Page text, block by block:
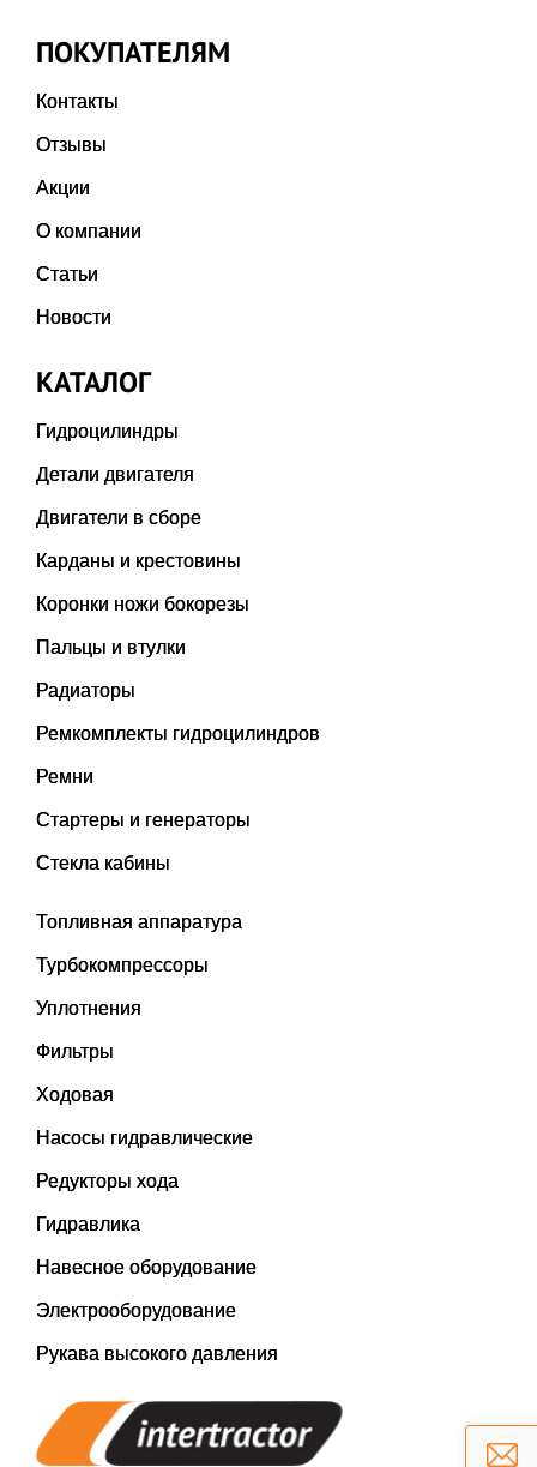
ПОКУПАТЕЛЯМ
Контакты
Отзывы
Акции
О компании
Статьи
Новости
КАТАЛОГ
Гидроцилиндры
Детали двигателя
Двигатели в сборе
Карданы и крестовины
Коронки ножи бокорезы
Пальцы и втулки
Радиаторы
Ремкомплекты гидроцилиндров
Ремни
Стартеры и генераторы
Стекла кабины
Топливная аппаратура
Турбокомпрессоры
Уплотнения
Фильтры
Ходовая
Насосы гидравлические
Редукторы хода
Гидравлика
Навесное оборудование
Электрооборудование
Рукава высокого давления